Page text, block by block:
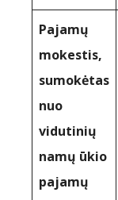
Pajamų
mokestis,
sumokėtas
nuo
vidutinių
namų ūkio
pajamų